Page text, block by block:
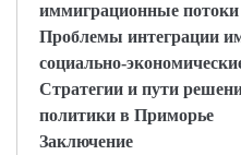
иммиграционные
Проблемы интеграции
социально-
Стратегии и пути
политики в Приморье
Заключение